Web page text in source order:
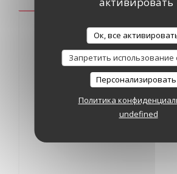
Ок, все
Запретить использование
Персонализировать
Политика
undefined